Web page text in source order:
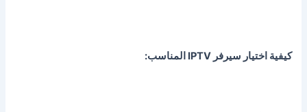
كيفية اختيار سيرفر IPTV المناسب: